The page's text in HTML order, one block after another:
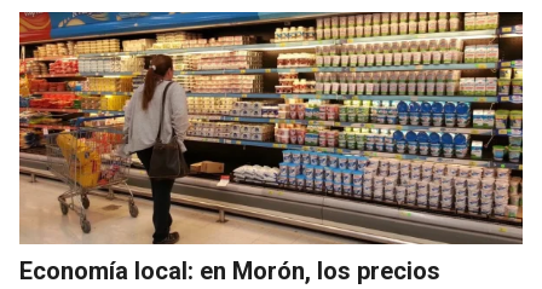
Economía local: en Morón, los precios